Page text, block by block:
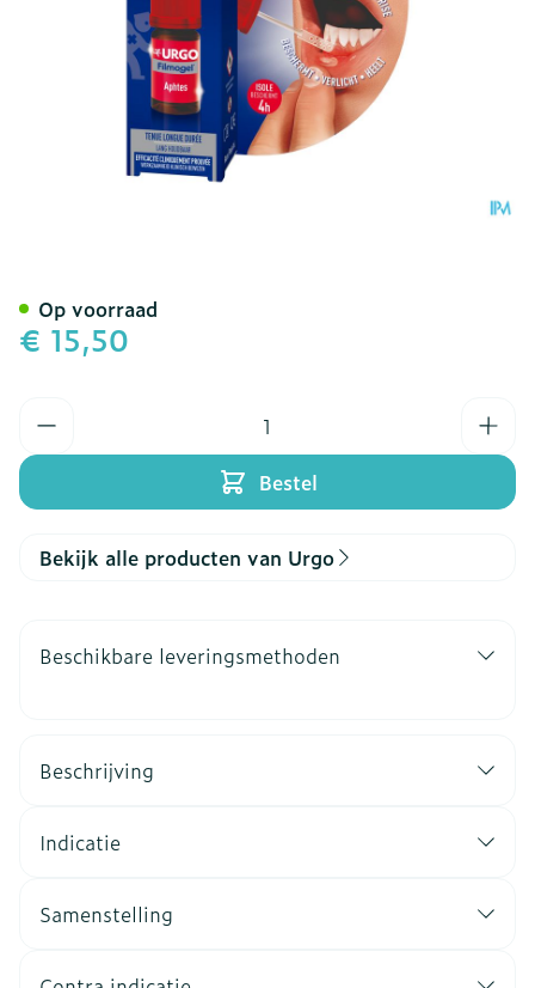
€ 15,50
Bestel
Op voorraad
Bekijk alle producten van Urgo
Beschikbare leveringsmethoden
Beschrijving
Indicatie
Samenstelling